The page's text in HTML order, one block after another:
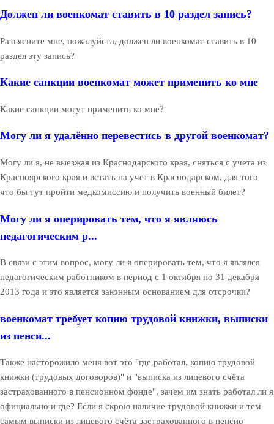
Должен ли военкомат ставить в 10 раздел запись?
Разъясните мне, пожалуйста, должен ли военкомат ставить в 10
раздел эту запись?
Какие санкции военкомат может применить ко мне
Какие санкции могут применить ко мне?
Могу ли я удалённо перевестись в другой военкомат?
Могу ли я, не выезжая из Краснодарского края, сняться с учета из
Красноярского края и встать на учет в Краснодарском, для того
что бы тут пройти медкомиссию и получить военный билет?
Могу ли я оперировать тем, что я являюсь
педагогическим р...
В связи с этим вопрос, могу ли я оперировать тем, что я являлся
педагогическим работником в период с 1 октября по 31 декабря
2013 года и это является законным основанием для отсрочки?
военкомат требует копию трудовой книжки, выписки
из пенси...
Также насторожило меня вот это "где работал, копию трудовой
книжки (трудовых договоров)" и "выписка из лицевого счёта
застрахованного в пенсионном фонде", зачем им знать работал ли я
официально и где? Если я скрою наличие трудовой книжки и тем
самым выписки из лицевого счёта застрахованного в пенсио